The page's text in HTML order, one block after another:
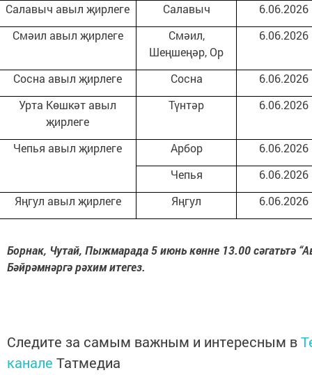
Салавыч авыл җирлеге
Салавыч
6.06.2026
Смәил авыл җирлеге
Смәил,
Шеңшеңәр, Ор
6.06.2026
Сосна авыл җирлеге Сосна
6.06.2026
Урта Көшкәт авыл
җирлеге
Түнтәр 6.06.2026
Чепья авыл җирлеге Арбор
6.06.2026
Чепья
6.06.2026
Яңгул авыл җирлеге
Яңгул 6.06.2026
Борнак, Чутай, Пыжмарада 5 июнь көнне 13.00 сәгатьтә
Бәйрәмнәргә рәхим итегез.
Следите за самым важным и интересным в
канале Татмедиа